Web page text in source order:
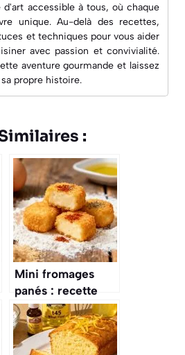
accessible à tous, où chaque
unique. Au-delà des recettes,
et techniques pour vous aider
avec passion et convivialité.
aventure gourmande et laissez
propre histoire.
:
Mini fromages
panés : recette
gourmande et
facile